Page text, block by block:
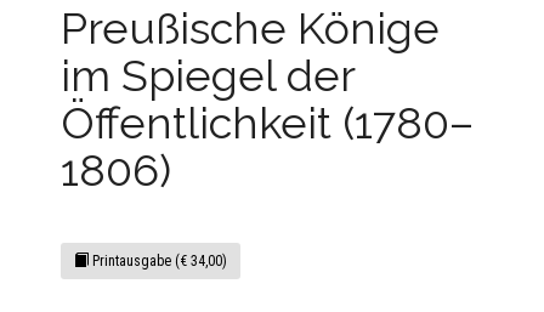
Preußische Könige
im Spiegel der
Öffentlichkeit (1780–
1806)
Printausgabe (€ 34,00)